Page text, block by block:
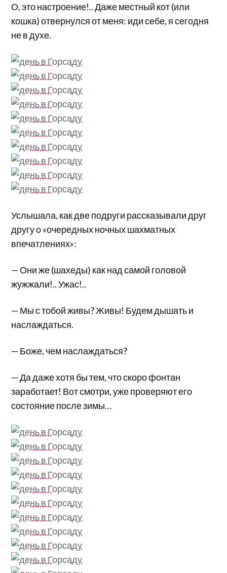
О, это настроение!.. Даже местный кот (или
кошка) отвернулся от меня: иди себе, я сегодня
не в духе.
Услышала, как две подруги рассказывали друг
другу о «очередных ночных шахматных
впечатлениях»:
— Они же (шахеды) как над самой головой
жужжали!.. Ужас!..
— Мы с тобой живы? Живы! Будем дышать и
наслаждаться.
— Боже, чем наслаждаться?
— Да даже хотя бы тем, что скоро фонтан
заработает! Вот смотри, уже проверяют его
состояние после зимы…